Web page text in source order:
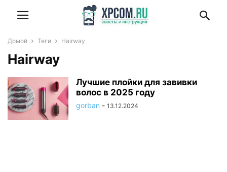
Домой Теги Hairway
Hairway
Лучшие плойки для завивки
волос в 2025 году
gorban - 13.12.2024